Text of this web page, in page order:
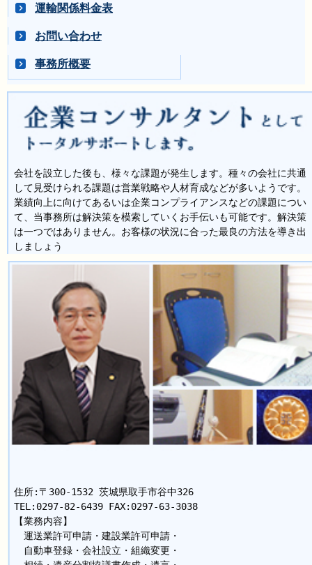
運輸関係料金表
お問い合わせ
事務所概要
会社を設立した後も、様々な課題が発生します。種々の会社に共通
して見受けられる課題は営業戦略や人材育成などが多いようです。
業績向上に向けてあるいは企業コンプライアンスなどの課題につい
て、当事務所は解決策を模索していくお手伝いも可能です。解決策
は一つではありません。お客様の状況に合った最良の方法を導き出
しましょう
住所:〒300-1532 茨城県取手市谷中326
TEL:0297-82-6439 FAX:0297-63-3038
【業務内容】
運送業許可申請・建設業許可申請・
自動車登録・会社設立・組織変更・